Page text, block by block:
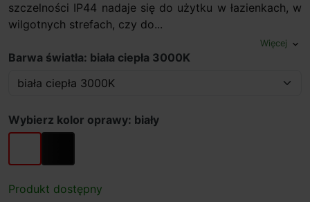
szczelności IP44 nadaje się do użytku w łazienkach, w
wilgotnych strefach, czy do...
Więcej expand_more
Barwa światła: biała ciepła 3000K
Wybierz kolor oprawy: biały
biały czarny
Produkt dostępny